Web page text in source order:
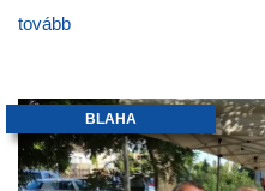
tovább
BLAHA